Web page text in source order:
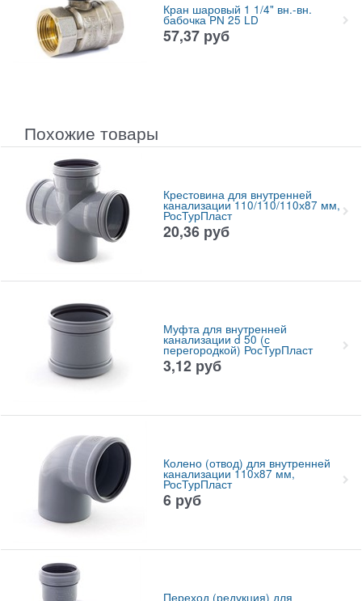
Кран шаровый 1 1/4" вн.-вн.
бабочка PN 25 LD
57,37 руб
Похожие товары
Крестовина для внутренней
канализации 110/110/110х87 мм,
РосТурПласт
20,36 руб
Муфта для внутренней
канализации d 50 (с
перегородкой) РосТурПласт
3,12 руб
Колено (отвод) для внутренней
канализации 110х87 мм,
РосТурПласт
6 руб
Переход (редукция) для